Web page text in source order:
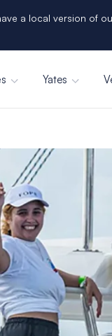
a local version of
Yates